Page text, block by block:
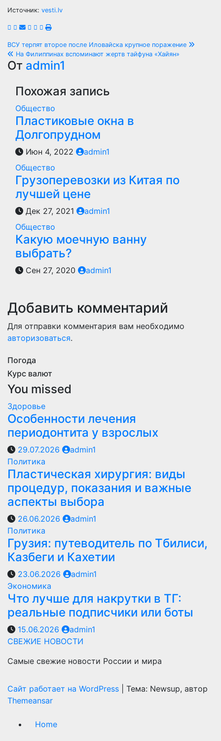
Источник: vesti.lv
Навигация
по
записям
ВСУ терпят второе после Иловайска крупное поражение
На Филиппинах вспоминают жертв тайфуна «Хайян»
От admin1
Похожая запись
Общество
Пластиковые окна в
Долгопрудном
Июн 4, 2022
admin1
Общество
Грузоперевозки из Китая по
лучшей цене
Дек 27, 2021
admin1
Общество
Какую моечную ванну
выбрать?
Сен 27, 2020 admin1
Добавить комментарий
Для отправки комментария вам необходимо
авторизоваться.
Погода
Курс валют
You missed
Здоровье
Особенности лечения
периодонтита у взрослых
29.07.2026
admin1
Политика
Пластическая хирургия: виды
процедур, показания и важные
аспекты выбора
26.06.2026
admin1
Политика
Грузия: путеводитель по Тбилиси,
Казбеги и Кахетии
23.06.2026
admin1
Экономика
Что лучше для накрутки в ТГ:
реальные подписчики или боты
15.06.2026
admin1
СВЕЖИЕ НОВОСТИ
Самые свежие новости России и мира
Сайт работает на WordPress
Тема: Newsup, автор
Themeansar
Home